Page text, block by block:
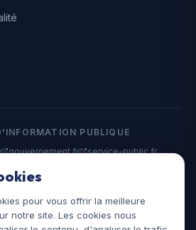
PUBLIQUE
gouvernement.fr
service-public.fr
Juridiques. Tous droits réservés.
juridiques.fr
pour vous offrir la meilleure
notre site. Les cookies nous